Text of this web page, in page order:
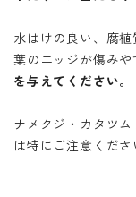
水はけの良い、腐
葉のエッジが傷みや
を与えてください。
ナメクジ・カタツ
は特にご注意くださ